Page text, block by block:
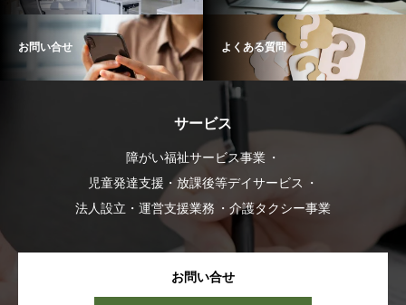
お問い合せ よくある質問
サービス
障がい福祉サービス事業
児童発達支援・放課後等デイサービス
法人設立・運営支援業務
介護タクシー事業
お問い合せ